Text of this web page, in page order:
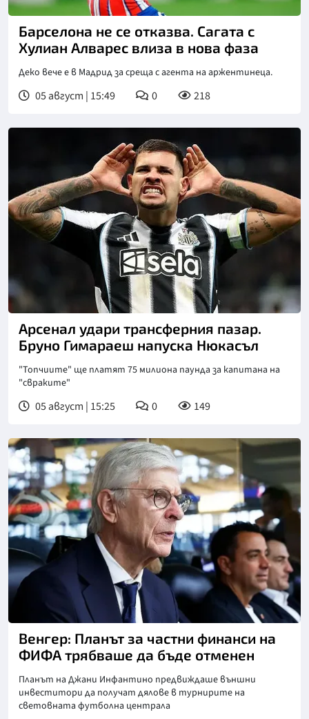
Снимка: goggle
Барселона не се отказва. Сагата с
Хулиан Алварес влиза в нова фаза
Деко вече е в Мадрид за среща с агента на аржентинеца.
05 август | 15:49 0 218
Снимка: goggle
Арсенал удари трансферния пазар.
Бруно Гимараеш напуска Нюкасъл
"Топчиите" ще платят 75 милиона паунда за капитана на
"свраките"
05 август | 15:25 0 149
Снимка: goggle
Венгер: Планът за частни финанси на
ФИФА трябваше да бъде отменен
Планът на Джани Инфантино предвиждаше външни
инвеститори да получат дялове в турнирите на
световната футболна централа